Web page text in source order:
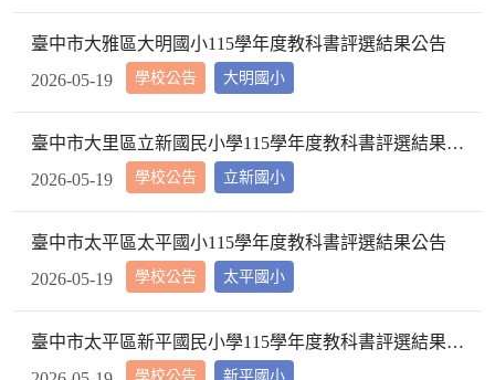
學校公告
臺中市大雅區大明國小115學年度教科書評選結果公告
大明國小
2026-05-19
學校公告
臺中市大里區立新國民小學115學年度教科書評選結果公告
立新國小
2026-05-19
學校公告
臺中市太平區太平國小115學年度教科書評選結果公告
太平國小
2026-05-19
學校公告
臺中市太平區新平國民小學115學年度教科書評選結果公告
新平國小